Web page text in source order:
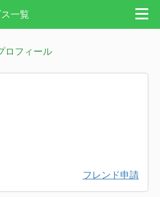
一覧
ロフィール
フレンド申請